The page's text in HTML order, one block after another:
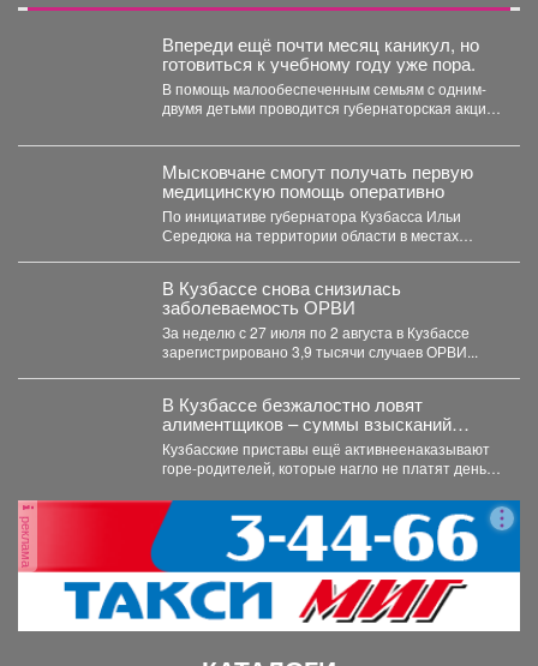
Впереди ещё почти месяц каникул, но
готовиться к учебному году уже пора.
В помощь малообеспеченным семьям c одним-
двумя детьми проводится губернаторская акция
Мысковчане смогут получать первую
медицинскую помощь оперативно
По инициативе губернатора Кузбасса Ильи
Середюка на территории области в местах
В Кузбассе снова снизилась
заболеваемость ОРВИ
За неделю с 27 июля по 2 августа в Кузбассе
зарегистрировано 3,9 тысячи случаев ОРВИ...
В Кузбассе безжалостно ловят
алиментщиков – суммы взысканий
невероятно растут
Кузбасские приставы ещё активнеенаказывают
горе-родителей, которые нагло не платят деньги
реклама